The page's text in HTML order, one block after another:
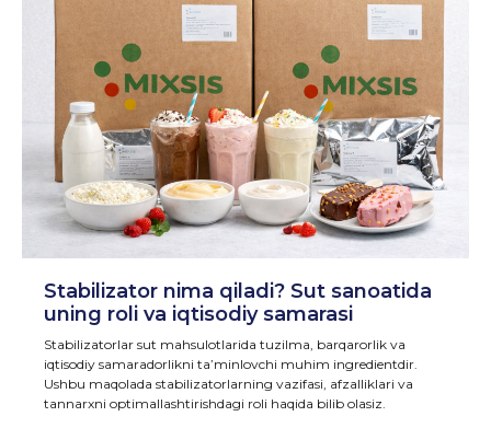
Stabilizator nima qiladi? Sut sanoatida
uning roli va iqtisodiy samarasi
Stabilizatorlar sut mahsulotlarida tuzilma, barqarorlik va
iqtisodiy samaradorlikni ta’minlovchi muhim ingredientdir.
Ushbu maqolada stabilizatorlarning vazifasi, afzalliklari va
tannarxni optimallashtirishdagi roli haqida bilib olasiz.